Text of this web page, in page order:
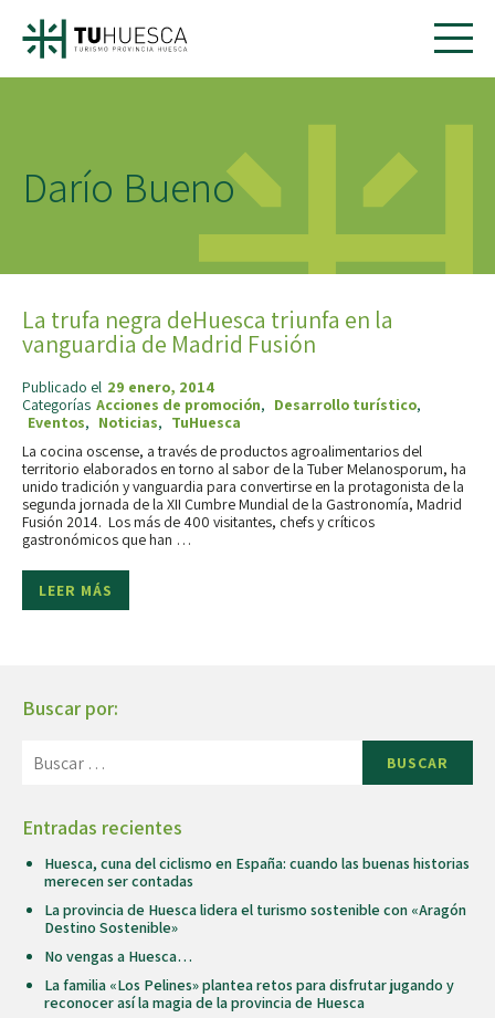
Darío Bueno
La trufa negra deHuesca triunfa en la
vanguardia de Madrid Fusión
Publicado el 29 enero, 2014
Categorías Acciones de promoción, Desarrollo turístico,
Eventos, Noticias, TuHuesca
La cocina oscense, a través de productos agroalimentarios del
territorio elaborados en torno al sabor de la Tuber Melanosporum, ha
unido tradición y vanguardia para convertirse en la protagonista de la
segunda jornada de la XII Cumbre Mundial de la Gastronomía, Madrid
Fusión 2014. Los más de 400 visitantes, chefs y críticos
gastronómicos que han …
LEER MÁS
Buscar por:
BUSCAR
Entradas recientes
Huesca, cuna del ciclismo en España: cuando las buenas historias
merecen ser contadas
La provincia de Huesca lidera el turismo sostenible con «Aragón
Destino Sostenible»
No vengas a Huesca…
La familia «Los Pelines» plantea retos para disfrutar jugando y
reconocer así la magia de la provincia de Huesca